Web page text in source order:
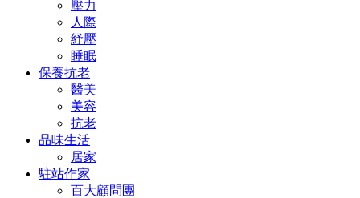
壓力
人際
紓壓
睡眠
保養抗老
醫美
美容
抗老
品味生活
居家
駐站作家
百大顧問團